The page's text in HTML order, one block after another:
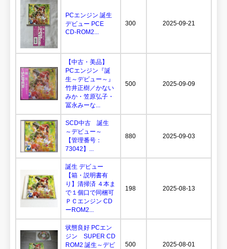
PCエンジン 誕生
デビュー PCE
CD-ROM2...
300 2025-09-21
【中古・美品】
PCエンジン『誕
生～デビュー～』
竹井正樹／かない
みか・笠原弘子・
冨永みーな...
500 2025-09-09
SCD中古 誕生
～デビュー～
【管理番号：
73042】...
880 2025-09-03
誕生 デビュー
【箱・説明書有
り】清掃済 ４本ま
で１個口で同梱可
ＰＣエンジン CD
ーROM2...
198 2025-08-13
状態良好 PCエン
ジン SUPER CD
ROM2 誕生～デビ
500 2025-08-01